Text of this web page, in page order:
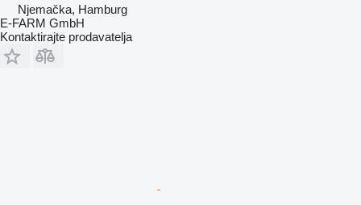
Njemačka, Hamburg
E-FARM GmbH
Kontaktirajte prodavatelja